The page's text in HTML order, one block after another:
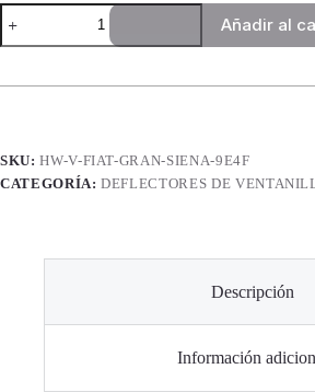
Deflectores
de
Ventanilla
Way
Gran
Siena
Añadir al
SKU:HW-V-FIAT-GRAN-SIENA-9E4F
CATEGORÍA:DEFLECTORES DE
Descripción
Información